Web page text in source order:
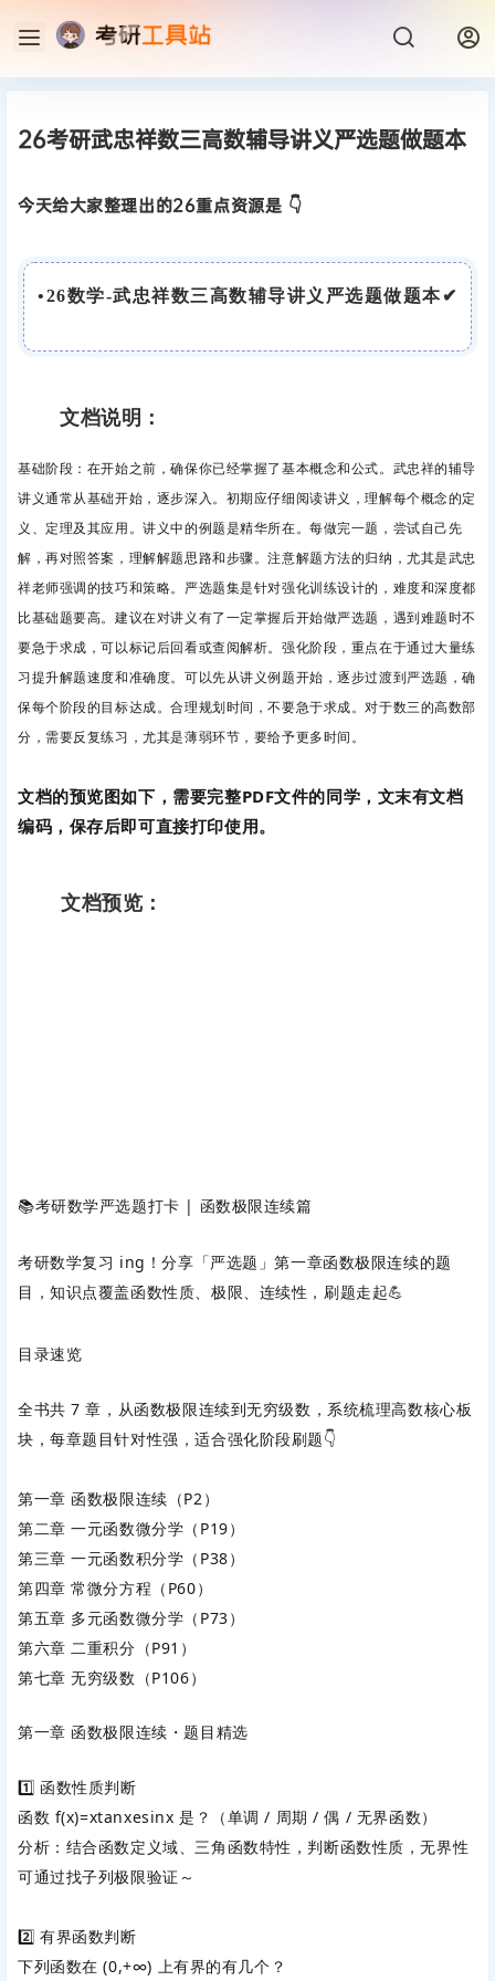
26考研武忠祥数三高数辅导讲义严选题做题本
今天给大家整理出的26重点资源是 👇
•26数学-武忠祥数三高数辅导讲义严选题做题本✔
文档说明：
基础阶段：在开始之前，确保你已经掌握了基本概念和公式。武忠祥的辅导
讲义通常从基础开始，逐步深入。初期应仔细阅读讲义，理解每个概念的定
义、定理及其应用。讲义中的例题是精华所在。每做完一题，尝试自己先
解，再对照答案，理解解题思路和步骤。注意解题方法的归纳，尤其是武忠
祥老师强调的技巧和策略。严选题集是针对强化训练设计的，难度和深度都
比基础题要高。建议在对讲义有了一定掌握后开始做严选题，遇到难题时不
要急于求成，可以标记后回看或查阅解析。强化阶段，重点在于通过大量练
习提升解题速度和准确度。可以先从讲义例题开始，逐步过渡到严选题，确
保每个阶段的目标达成。合理规划时间，不要急于求成。对于数三的高数部
分，需要反复练习，尤其是薄弱环节，要给予更多时间。
文档的预览图如下，需要完整PDF文件的同学，文末有文档
编码，保存后即可直接打印使用。
文档预览：
📚考研数学严选题打卡 | 函数极限连续篇
考研数学复习 ing！分享「严选题」第一章函数极限连续的题
目，知识点覆盖函数性质、极限、连续性，刷题走起💪
目录速览
全书共 7 章，从函数极限连续到无穷级数，系统梳理高数核心板
块，每章题目针对性强，适合强化阶段刷题👇
第一章 函数极限连续（P2）
第二章 一元函数微分学（P19）
第三章 一元函数积分学（P38）
第四章 常微分方程（P60）
第五章 多元函数微分学（P73）
第六章 二重积分（P91）
第七章 无穷级数（P106）
第一章 函数极限连续・题目精选
1️⃣ 函数性质判断
函数 f(x)=xtanxesinx 是？（单调 / 周期 / 偶 / 无界函数）
分析：结合函数定义域、三角函数特性，判断函数性质，无界性
可通过找子列极限验证～
2️⃣ 有界函数判断
下列函数在(0,+∞) 上有界的有几个？